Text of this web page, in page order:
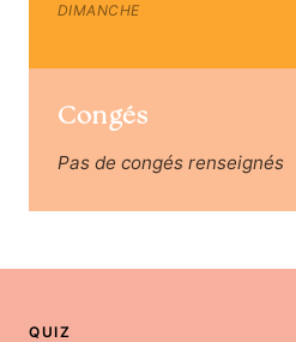
DIMANCHE
Congés
Pas de congés renseignés
QUIZ